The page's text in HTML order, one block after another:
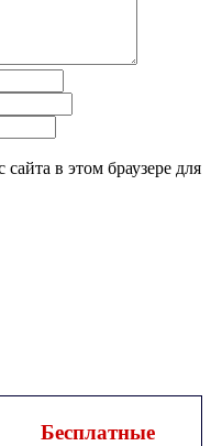
в этом браузере для
Бесплатные